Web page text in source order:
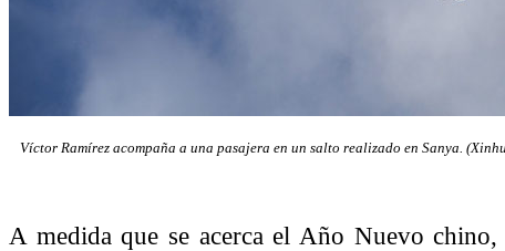
Víctor Ramírez acompaña a una pasajera en un salto realizado en Sanya.
A medida que se acerca el Año Nuevo chino,